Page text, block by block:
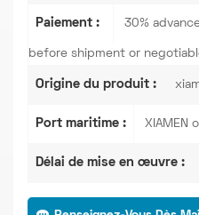
Paiement : 30%
before shipment or
Origine du produit :
Port maritime : XIAMEN
Délai de mise en œuvre :